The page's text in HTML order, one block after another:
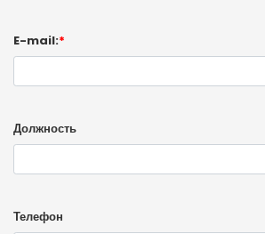
E-mail:*
Должность
Телефон